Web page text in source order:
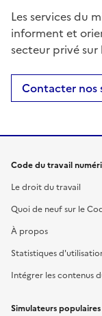
Les services du
informent et
secteur privé
Contacter nos
Code du travail
Le droit du travail
Quoi de neuf sur le
À propos
Statistiques
Intégrer les contenus
Simulateurs populaires